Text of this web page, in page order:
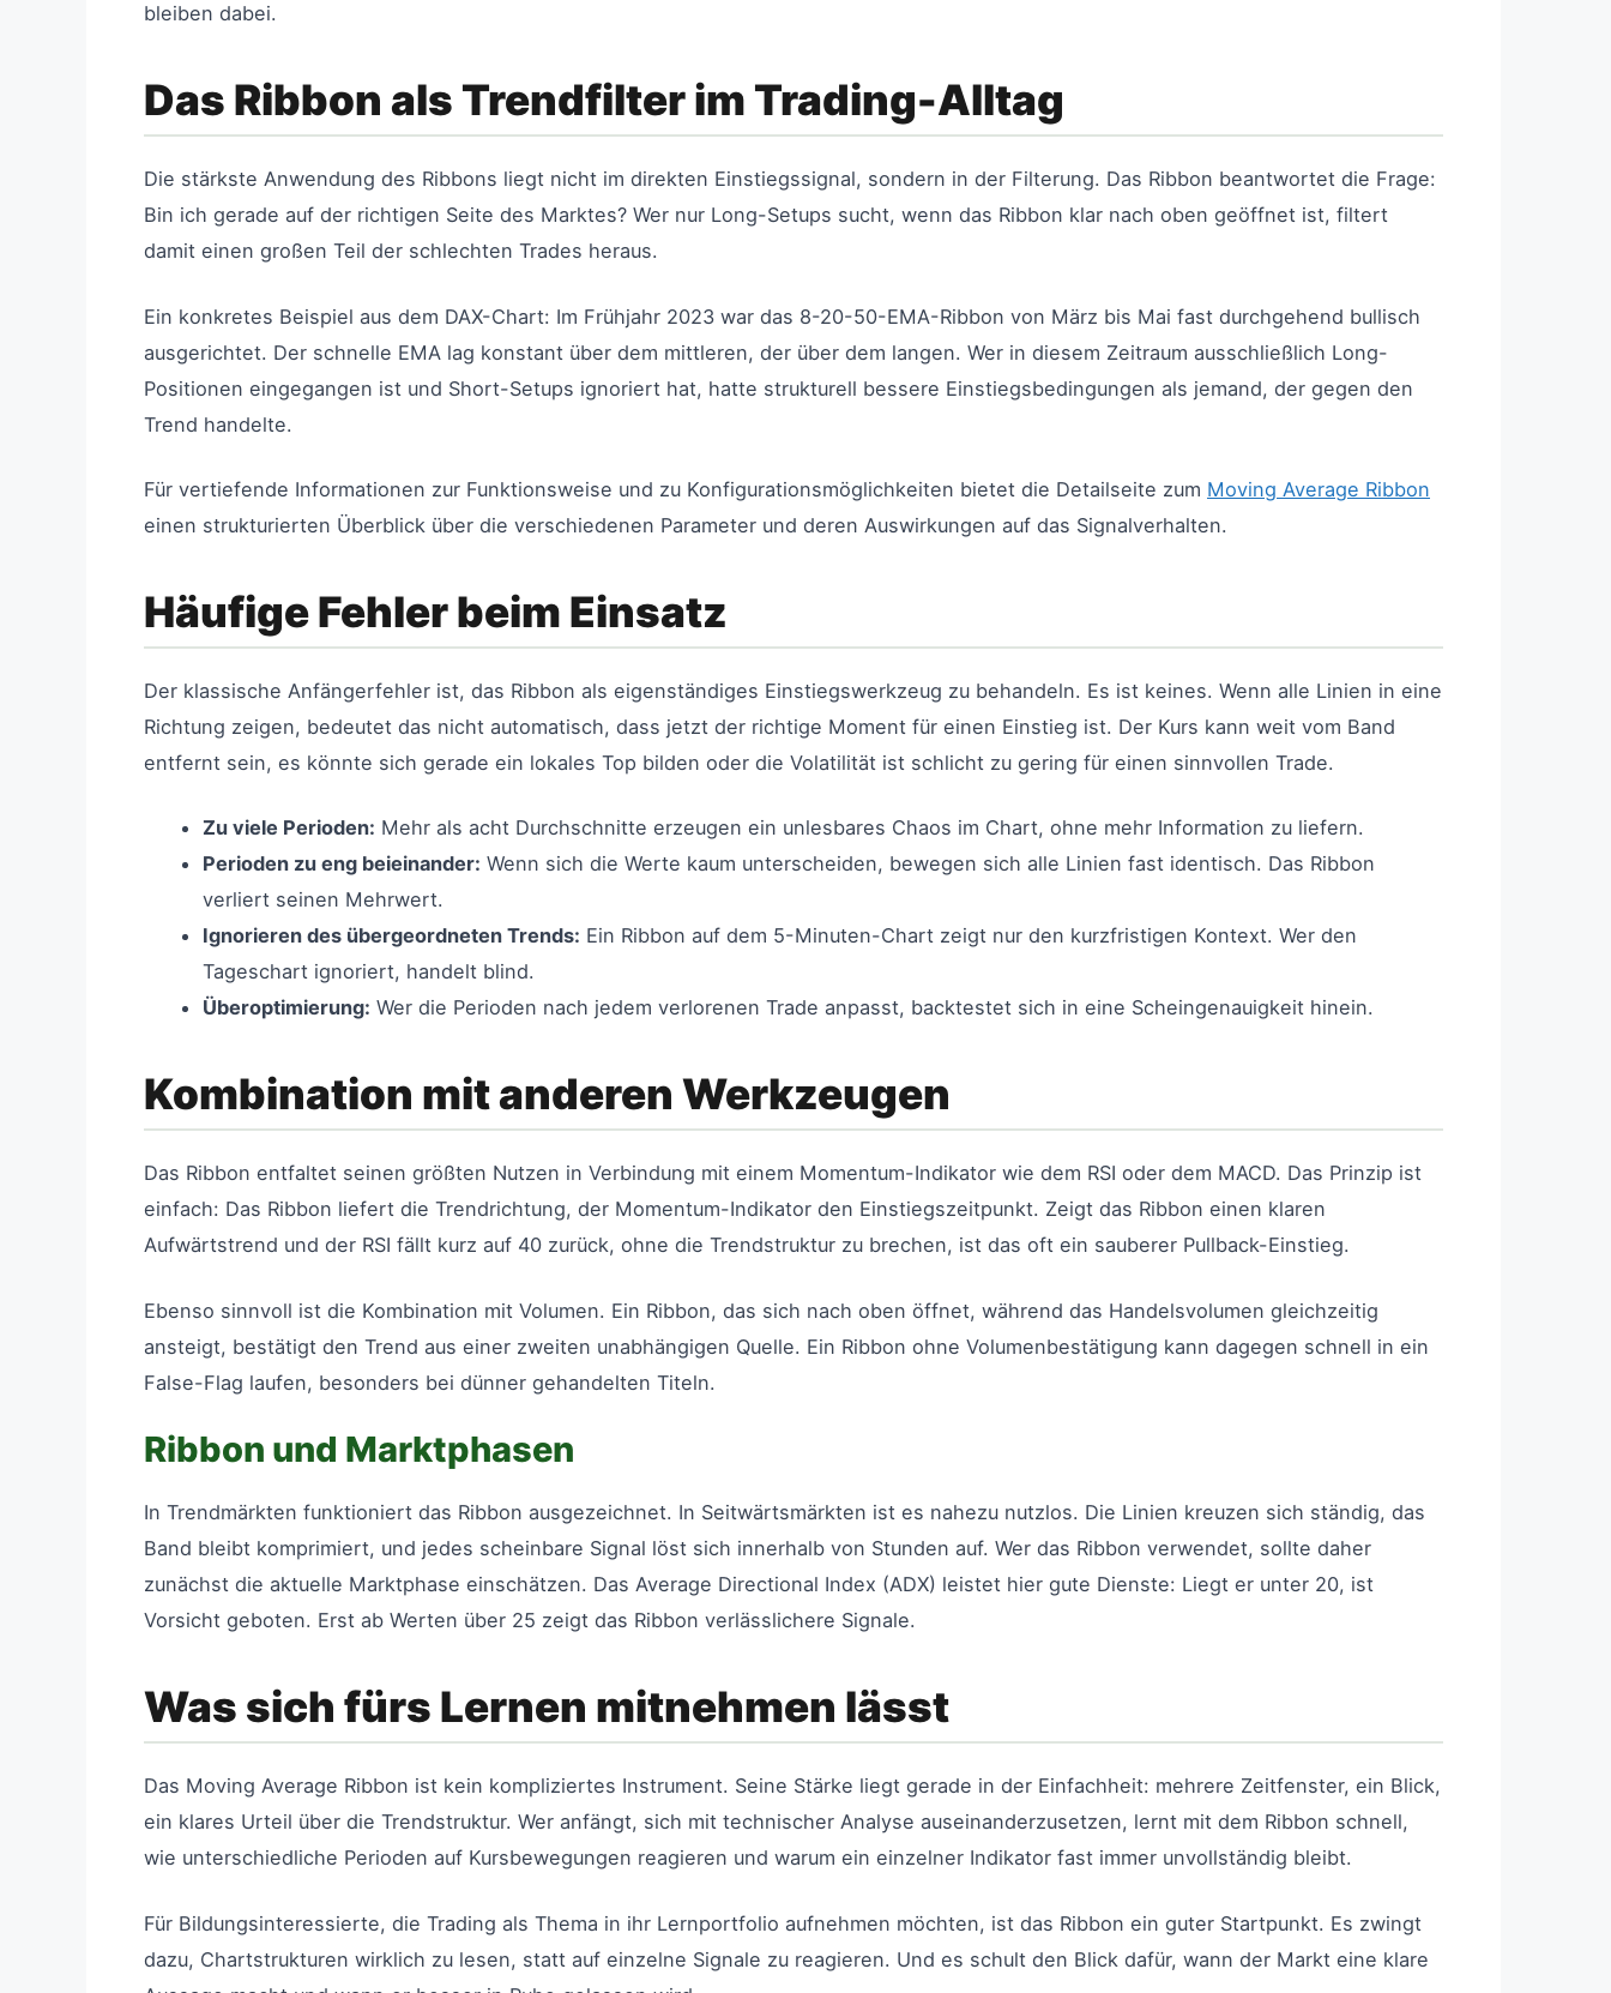
bleiben dabei.
Das Ribbon als Trendfilter im Trading-Alltag
Die stärkste Anwendung des Ribbons liegt nicht im direkten Einstiegssignal, sondern in der Filterung. Das Ribbon beantwortet die Frage:
Bin ich gerade auf der richtigen Seite des Marktes? Wer nur Long-Setups sucht, wenn das Ribbon klar nach oben geöffnet ist, filtert
damit einen großen Teil der schlechten Trades heraus.
Ein konkretes Beispiel aus dem DAX-Chart: Im Frühjahr 2023 war das 8-20-50-EMA-Ribbon von März bis Mai fast durchgehend bullisch
ausgerichtet. Der schnelle EMA lag konstant über dem mittleren, der über dem langen. Wer in diesem Zeitraum ausschließlich Long-
Positionen eingegangen ist und Short-Setups ignoriert hat, hatte strukturell bessere Einstiegsbedingungen als jemand, der gegen den
Trend handelte.
Für vertiefende Informationen zur Funktionsweise und zu Konfigurationsmöglichkeiten bietet die Detailseite zum Moving Average Ribbon
einen strukturierten Überblick über die verschiedenen Parameter und deren Auswirkungen auf das Signalverhalten.
Häufige Fehler beim Einsatz
Der klassische Anfängerfehler ist, das Ribbon als eigenständiges Einstiegswerkzeug zu behandeln. Es ist keines. Wenn alle Linien in eine
Richtung zeigen, bedeutet das nicht automatisch, dass jetzt der richtige Moment für einen Einstieg ist. Der Kurs kann weit vom Band
entfernt sein, es könnte sich gerade ein lokales Top bilden oder die Volatilität ist schlicht zu gering für einen sinnvollen Trade.
Zu viele Perioden: Mehr als acht Durchschnitte erzeugen ein unlesbares Chaos im Chart, ohne mehr Information zu liefern.
Perioden zu eng beieinander: Wenn sich die Werte kaum unterscheiden, bewegen sich alle Linien fast identisch. Das Ribbon
verliert seinen Mehrwert.
Ignorieren des übergeordneten Trends: Ein Ribbon auf dem 5-Minuten-Chart zeigt nur den kurzfristigen Kontext. Wer den
Tageschart ignoriert, handelt blind.
Überoptimierung: Wer die Perioden nach jedem verlorenen Trade anpasst, backtestet sich in eine Scheingenauigkeit hinein.
Kombination mit anderen Werkzeugen
Das Ribbon entfaltet seinen größten Nutzen in Verbindung mit einem Momentum-Indikator wie dem RSI oder dem MACD. Das Prinzip ist
einfach: Das Ribbon liefert die Trendrichtung, der Momentum-Indikator den Einstiegszeitpunkt. Zeigt das Ribbon einen klaren
Aufwärtstrend und der RSI fällt kurz auf 40 zurück, ohne die Trendstruktur zu brechen, ist das oft ein sauberer Pullback-Einstieg.
Ebenso sinnvoll ist die Kombination mit Volumen. Ein Ribbon, das sich nach oben öffnet, während das Handelsvolumen gleichzeitig
ansteigt, bestätigt den Trend aus einer zweiten unabhängigen Quelle. Ein Ribbon ohne Volumenbestätigung kann dagegen schnell in ein
False-Flag laufen, besonders bei dünner gehandelten Titeln.
Ribbon und Marktphasen
In Trendmärkten funktioniert das Ribbon ausgezeichnet. In Seitwärtsmärkten ist es nahezu nutzlos. Die Linien kreuzen sich ständig, das
Band bleibt komprimiert, und jedes scheinbare Signal löst sich innerhalb von Stunden auf. Wer das Ribbon verwendet, sollte daher
zunächst die aktuelle Marktphase einschätzen. Das Average Directional Index (ADX) leistet hier gute Dienste: Liegt er unter 20, ist
Vorsicht geboten. Erst ab Werten über 25 zeigt das Ribbon verlässlichere Signale.
Was sich fürs Lernen mitnehmen lässt
Das Moving Average Ribbon ist kein kompliziertes Instrument. Seine Stärke liegt gerade in der Einfachheit: mehrere Zeitfenster, ein Blick,
ein klares Urteil über die Trendstruktur. Wer anfängt, sich mit technischer Analyse auseinanderzusetzen, lernt mit dem Ribbon schnell,
wie unterschiedliche Perioden auf Kursbewegungen reagieren und warum ein einzelner Indikator fast immer unvollständig bleibt.
Für Bildungsinteressierte, die Trading als Thema in ihr Lernportfolio aufnehmen möchten, ist das Ribbon ein guter Startpunkt. Es zwingt
dazu, Chartstrukturen wirklich zu lesen, statt auf einzelne Signale zu reagieren. Und es schult den Blick dafür, wann der Markt eine klare